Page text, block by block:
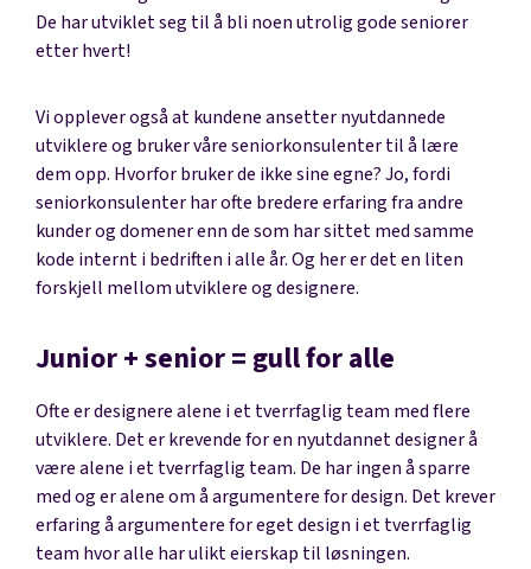
De har utviklet seg til å bli noen utrolig gode seniorer
etter hvert!
Vi opplever også at kundene ansetter nyutdannede
utviklere og bruker våre seniorkonsulenter til å lære
dem opp. Hvorfor bruker de ikke sine egne? Jo, fordi
seniorkonsulenter har ofte bredere erfaring fra andre
kunder og domener enn de som har sittet med samme
kode internt i bedriften i alle år. Og her er det en liten
forskjell mellom utviklere og designere.
Junior + senior = gull for alle
Ofte er designere alene i et tverrfaglig team med flere
utviklere. Det er krevende for en nyutdannet designer å
være alene i et tverrfaglig team. De har ingen å sparre
med og er alene om å argumentere for design. Det krever
erfaring å argumentere for eget design i et tverrfaglig
team hvor alle har ulikt eierskap til løsningen.